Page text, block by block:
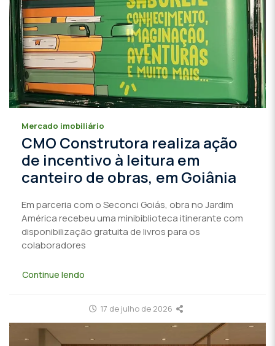
Mercado imobiliário
CMO Construtora realiza ação
de incentivo à leitura em
canteiro de obras, em Goiânia
Em parceria com o Seconci Goiás, obra no Jardim
América recebeu uma minibiblioteca itinerante com
disponibilização gratuita de livros para os
colaboradores
Continue lendo
17 de julho de 2026